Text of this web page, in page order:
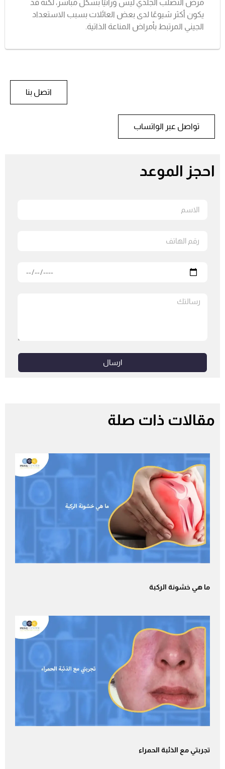
مرض التصلب الجلدي ليس وراثيًا بشكل مباشر، لكنه قد
يكون أكثر شيوعًا لدى بعض العائلات بسبب الاستعداد
الجيني المرتبط بأمراض المناعة الذاتية.
اتصل بنا
تواصل عبر الواتساب
احجز الموعد
ارسال
مقالات ذات صلة
ما هي خشونة الركبة
تجربتي مع الذئبة الحمراء